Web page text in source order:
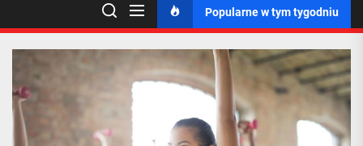
Ogólnopolski
Popularne w tym tygodniu